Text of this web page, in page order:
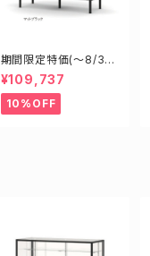
期間限定特価(～8/31)
H15450B W1500D45
0H900mm 新型業務
用ガラスケース ショー
ケース
¥109,737
10%OFF